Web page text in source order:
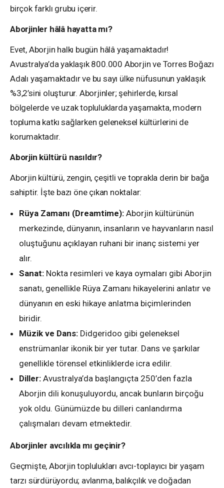
birçok farklı grubu içerir.
Aborjinler hâlâ hayatta mı?
Evet, Aborjin halkı bugün hâlâ yaşamaktadır!
Avustralya’da yaklaşık 800.000 Aborjin ve Torres Boğazı
Adalı yaşamaktadır ve bu sayı ülke nüfusunun yaklaşık
%3,2’sini oluşturur. Aborjinler; şehirlerde, kırsal
bölgelerde ve uzak topluluklarda yaşamakta, modern
topluma katkı sağlarken geleneksel kültürlerini de
korumaktadır.
Aborjin kültürü nasıldır?
Aborjin kültürü, zengin, çeşitli ve toprakla derin bir bağa
sahiptir. İşte bazı öne çıkan noktalar:
Rüya Zamanı (Dreamtime): Aborjin kültürünün
merkezinde, dünyanın, insanların ve hayvanların nasıl
oluştuğunu açıklayan ruhani bir inanç sistemi yer
alır.
Sanat: Nokta resimleri ve kaya oymaları gibi Aborjin
sanatı, genellikle Rüya Zamanı hikayelerini anlatır ve
dünyanın en eski hikaye anlatma biçimlerinden
biridir.
Müzik ve Dans: Didgeridoo gibi geleneksel
enstrümanlar ikonik bir yer tutar. Dans ve şarkılar
genellikle törensel etkinliklerde icra edilir.
Diller: Avustralya’da başlangıçta 250’den fazla
Aborjin dili konuşuluyordu, ancak bunların birçoğu
yok oldu. Günümüzde bu dilleri canlandırma
çalışmaları devam etmektedir.
Aborjinler avcılıkla mı geçinir?
Geçmişte, Aborjin toplulukları avcı-toplayıcı bir yaşam
tarzı sürdürüyordu; avlanma, balıkçılık ve doğadan